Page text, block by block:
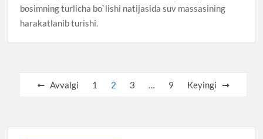
bosimning turlicha bo`lishi natijasida suv massasining
harakatlanib turishi.
Posts Avvalgi 1 2 3 … 9 Keyingi